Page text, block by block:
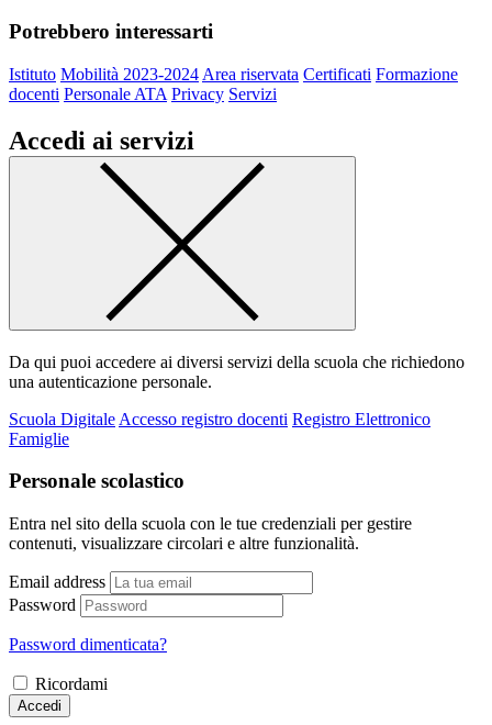
Potrebbero interessarti
Istituto Mobilità 2023-2024 Area riservata Certificati Formazione
docenti Personale ATA Privacy Servizi
Accedi ai servizi
Da qui puoi accedere ai diversi servizi della scuola che richiedono
una autenticazione personale.
Scuola Digitale Accesso registro docenti Registro Elettronico
Famiglie
Personale scolastico
Entra nel sito della scuola con le tue credenziali per gestire
contenuti, visualizzare circolari e altre funzionalità.
Email address
Password
Password dimenticata?
Ricordami
Accedi